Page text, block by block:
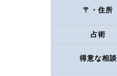
〒・住所
占術
得意な相談